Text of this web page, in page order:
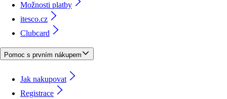
Možnosti platby
itesco.cz
Clubcard
Pomoc s prvním nákupem
Jak nakupovat
Registrace